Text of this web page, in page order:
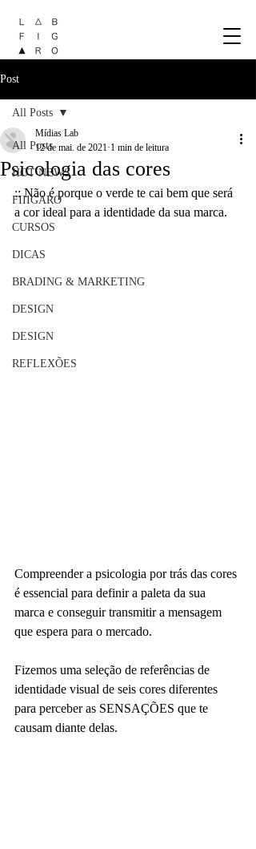
Post
All Posts
HOT NEWS
FIIIGARO
CURSOS
DICAS
BRADING & MARKETING
DESIGN
DESIGN
REFLEXÕES
All Posts
Psicologia das cores
Mídias Lab
12 de mai. de 2021 1 min de leitura
:: Não é porque o verde te cai bem que será
a cor ideal para a identidade da sua marca.
Compreender a psicologia por trás das cores
é essencial para definir a paleta da sua
marca e conseguir transmitir a mensagem
que espera para o mercado.
Fizemos uma seleção de referências de
identidade visual de seis cores diferentes
para perceber as SENSAÇÕES que te
causam diante delas.